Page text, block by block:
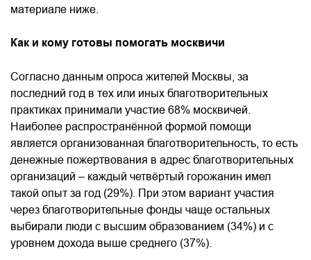
материале ниже.
Как и кому готовы помогать москвичи
Согласно данным опроса жителей Москвы, за
последний год в тех или иных благотворительных
практиках принимали участие 68% москвичей.
Наиболее распространённой формой помощи
является организованная благотворительность, то есть
денежные пожертвования в адрес благотворительных
организаций – каждый четвёртый горожанин имел
такой опыт за год (29%). При этом вариант участия
через благотворительные фонды чаще остальных
выбирали люди с высшим образованием (34%) и с
уровнем дохода выше среднего (37%).